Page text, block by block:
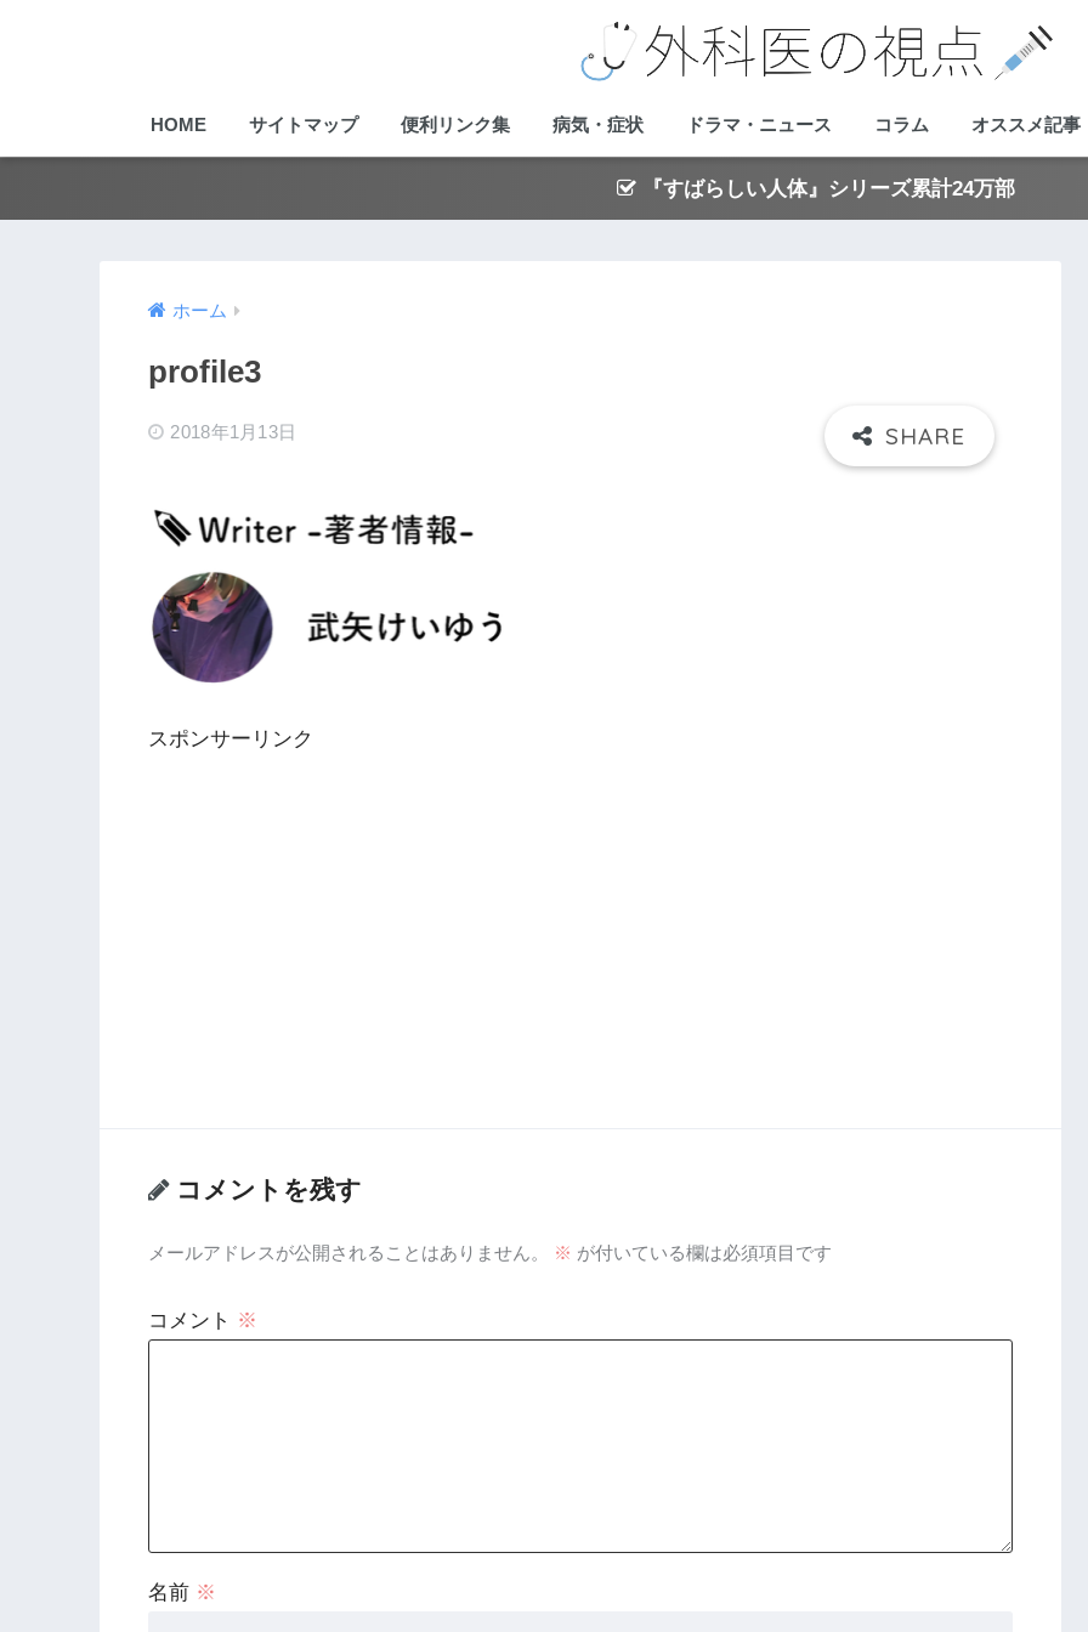
HOME サイトマップ 便利リンク集 病気・症状 ドラマ・ニュース コラム オススメ記事
『すばらしい人体』シリーズ累計24万部
ホーム
profile3
2018年1月13日
スポンサーリンク
コメントを残す
メールアドレスが公開されることはありません。 ※ が付いている欄は必須項目です
コメント ※
名前 ※